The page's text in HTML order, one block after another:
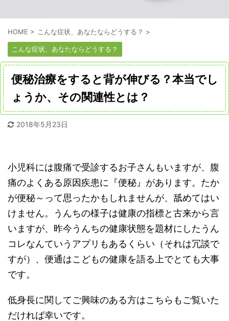
HOME > こんな症状、あなたならどうする？ >
こんな症状、あなたならどうする？
便秘治療をすると背が伸びる？本当でし
ょうか、その関連性とは？
2018年5月23日
小児科には腹痛で受診するお子さんもいますが、腹
痛のよくある原因疾患に『便秘』があります。たか
が便秘～って思ったかもしれませんが、舐めてはい
けません。うんちの様子は健康の指標と古来から言
いますが、昨今うんちの健康状態を題材にしたうん
コレなんていうアプリもあるくらい（それは冗談で
すが）、便通はこどもの健康を語る上でとても大事
です。
低身長に関してご興味のある方はこちらもご覧いた
だければ幸いです。